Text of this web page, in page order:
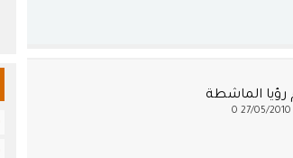
الماشطة
27/05/2010
0